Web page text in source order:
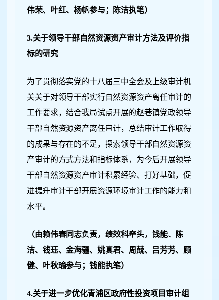
伟荣、叶红、杨帆参与；陈洁执笔）
3.关于领导干部自然资源资产审计方法及评价指
标的研究
为了贯彻落实党的十八届三中全会及上级审计机
关关于对领导干部实行自然资源资产离任审计的
工作要求，结合我局试点开展的赵巷镇党政领导
干部自然资源资产离任审计，总结审计工作取得
的成果与存在的不足，探索领导干部自然资源资
产审计的方式方法和指标体系，为今后开展领导
干部自然资源资产审计积累经验、打好基础，促
进提升审计干部开展资源环境审计工作的能力和
水平。
（由赖伟春同志负责，绩效科牵头，钱能、陈
洁、钱珏、金海疆、姚真君、周兢、吕芳芳、顾
健、叶秋瑜参与；钱能执笔）
4.关于进一步优化青浦区政府性投资项目审计组